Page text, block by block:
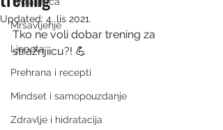
Mršavljenje
Ljepota
Prehrana i recepti
Mindset i samopouzdanje
Zdravlje i hidratacija
Updated: 4. lis 2021.
Tko ne voli dobar trening za
stražnjiicu?! 💪